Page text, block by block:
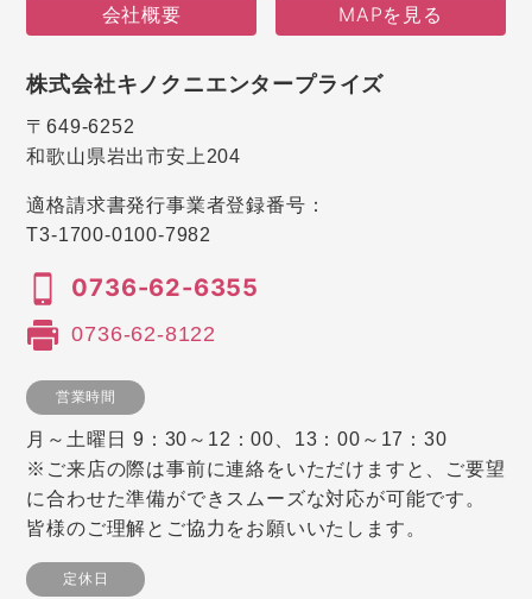
会社概要 MAPを見る
株式会社キノクニエンタープライズ
〒649-6252
和歌山県岩出市安上204
適格請求書発行事業者登録番号：
T3-1700-0100-7982
0736-62-6355
0736-62-8122
営業時間
月～土曜日 9：30～12：00、13：00～17：30
※ご来店の際は事前に連絡をいただけますと、ご要望
に合わせた準備ができスムーズな対応が可能です。
皆様のご理解とご協力をお願いいたします。
定休日